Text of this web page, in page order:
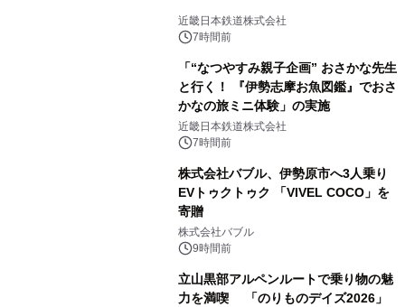
近畿日本鉄道株式会社
7時間前
「“なつやすみ親子企画” おさかな先生
と行く！ 『伊勢志摩お魚図鑑』でおさ
かなの旅ミニ体験」の実施
近畿日本鉄道株式会社
7時間前
株式会社バブル、伊勢原市へ3人乗り
EVトゥクトゥク 「VIVEL COCO」を
寄贈
株式会社バブル
9時間前
立山黒部アルペンルートで乗り物の魅
力を満喫 「のりものデイズ2026」